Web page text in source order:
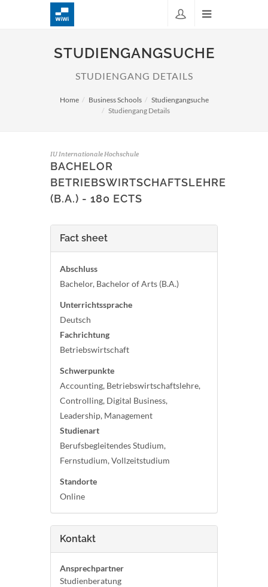
STUDIENGANGSUCHE
STUDIENGANG DETAILS
Home Business Schools
Studiengangsuche
Studiengang Details
IU Internationale Hochschule
BACHELOR
BETRIEBSWIRTSCHAFTSLEHRE
(B.A.) - 180 ECTS
Fact sheet
Abschluss
Bachelor, Bachelor of Arts (B.A.)
Unterrichtssprache
Deutsch
Fachrichtung
Betriebswirtschaft
Schwerpunkte
Accounting, Betriebswirtschaftslehre,
Controlling, Digital Business,
Leadership, Management
Studienart
Berufsbegleitendes Studium,
Fernstudium, Vollzeitstudium
Standorte
Online
Kontakt
Ansprechpartner
Studienberatung